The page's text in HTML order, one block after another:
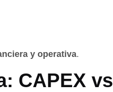
y operativa.
CAPEX vs